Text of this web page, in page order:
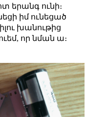
երանգ ունի։
իմ ունեցած
խանութից
որ նման ա։